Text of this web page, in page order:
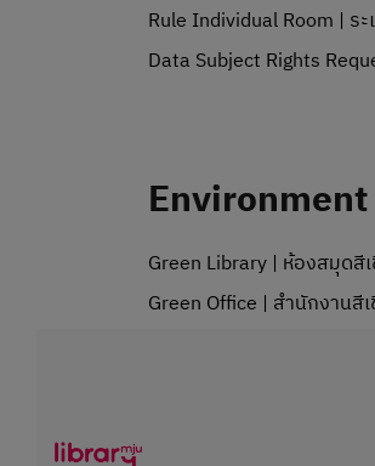
Rule Individual Room | ร
Data Subject Rights
Green Library | ห้องสมุดสี
Green Office | สำนักงานสี